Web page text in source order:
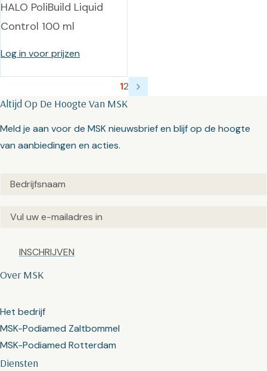
HALO PoliBuild Liquid
Control 100 ml
Log in voor prijzen
12
Diensten
Over MSK
Het bedrijf
MSK-Podiamed Zaltbommel
MSK-Podiamed Rotterdam
Altijd Op De Hoogte Van MSK
Meld je aan voor de MSK nieuwsbrief en blijf op de hoogte
van aanbiedingen en acties.
Untitled(Vereist)
Email(Vereist)
Captcha